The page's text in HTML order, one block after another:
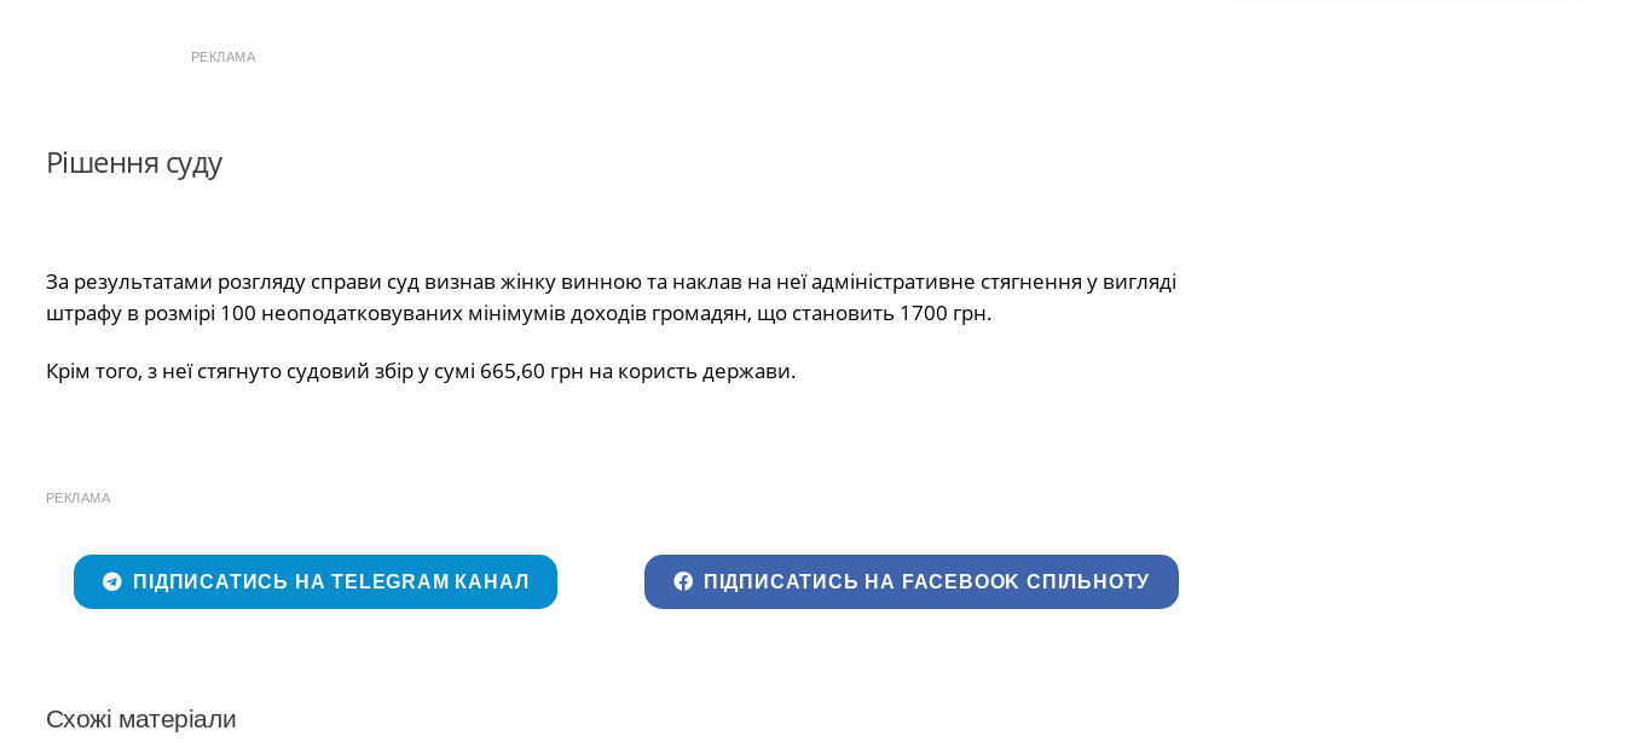
РЕКЛАМА
Рішення суду
За результатами розгляду справи суд визнав жінку винною та наклав на неї адміністративне стягнення у вигляді
штрафу в розмірі 100 неоподатковуваних мінімумів доходів громадян, що становить 1700 грн.
Крім того, з неї стягнуто судовий збір у сумі 665,60 грн на користь держави.
РЕКЛАМА
ПІДПИСАТИСЬ НА TELEGRAM КАНАЛ ПІДПИСАТИСЬ НА FACEBOOK СПІЛЬНОТУ
Схожі матеріали